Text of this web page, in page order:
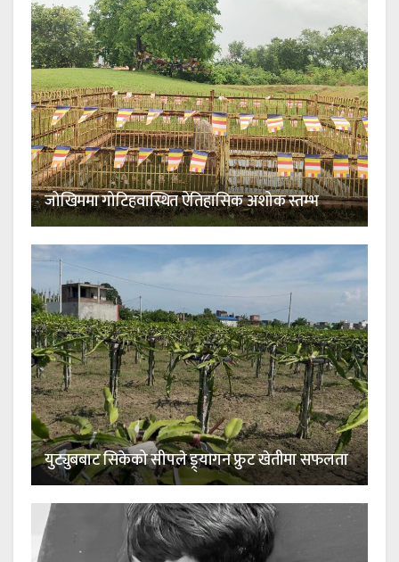
जोखिममा गोटिहवास्थित ऐतिहासिक अशोक स्तम्भ
युट्युबबाट सिकेको सीपले ड्र्यागन फ्रुट खेतीमा सफलता